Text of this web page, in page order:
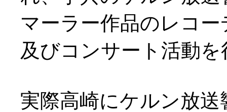
マーラー作品のレコ
及びコンサート活動
実際高崎にケルン放